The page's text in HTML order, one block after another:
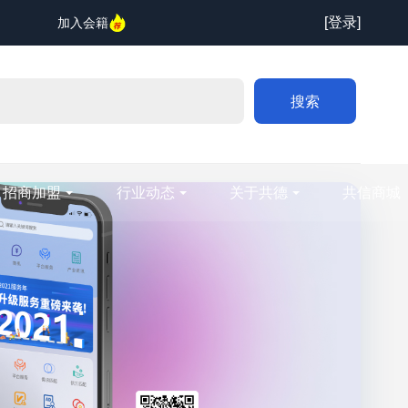
加入会籍 [登录]
搜索
招商加盟 行业动态 关于共德 共信商城